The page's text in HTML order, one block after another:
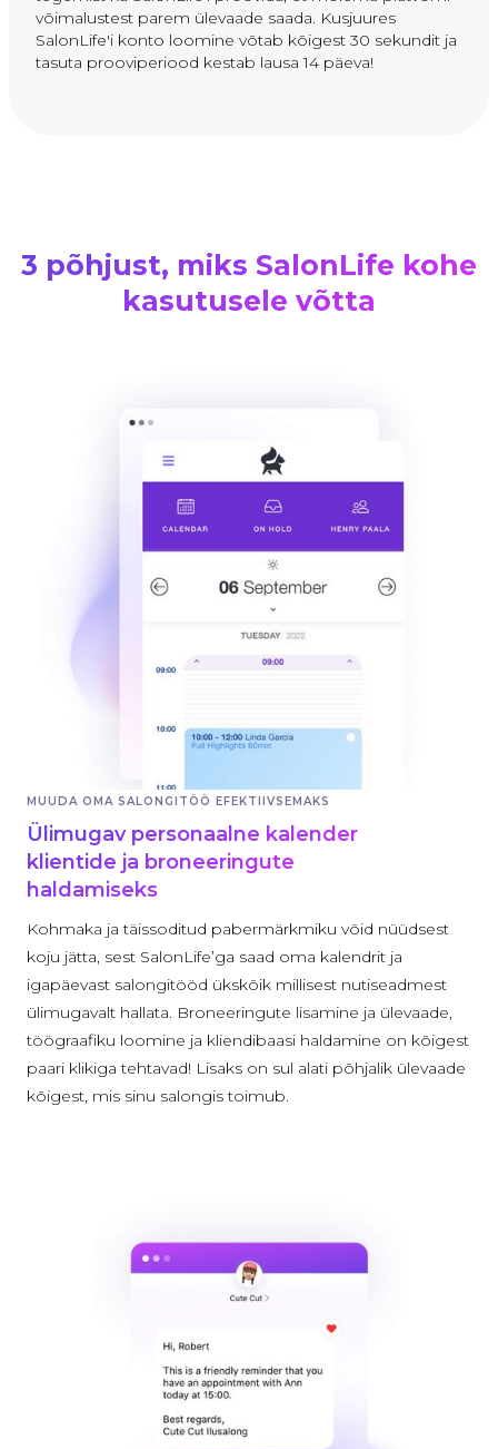
võimalustest parem ülevaade saada. Kusjuures
SalonLife'i konto loomine võtab kõigest 30 sekundit ja
tasuta prooviperiood kestab lausa 14 päeva!
3 põhjust, miks SalonLife kohe
kasutusele võtta
MUUDA OMA SALONGITÖÖ EFEKTIIVSEMAKS
Ülimugav personaalne kalender
klientide ja broneeringute
haldamiseks
Kohmaka ja täissoditud pabermärkmiku võid nüüdsest
koju jätta, sest SalonLife’ga saad oma kalendrit ja
igapäevast salongitööd ükskõik millisest nutiseadmest
ülimugavalt hallata. Broneeringute lisamine ja ülevaade,
töögraafiku loomine ja kliendibaasi haldamine on kõigest
paari klikiga tehtavad! Lisaks on sul alati põhjalik ülevaade
kõigest, mis sinu salongis toimub.